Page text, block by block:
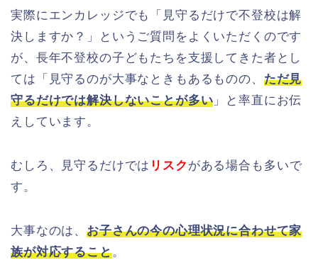
実際にエンカレッジでも「見守るだけで不登校は解
決しますか？」というご質問をよくいただくのです
が、長年不登校の子どもたちを支援してきた者とし
ては「見守るのが大事なときもあるものの、 ただ見
守るだけでは解決しないことが多い 」と率直にお伝
えしています。
むしろ、見守るだけでは リスク がある場合も多いで
す。
大事なのは、お子さんの今の心理状況に合わせて家
族が対応すること。